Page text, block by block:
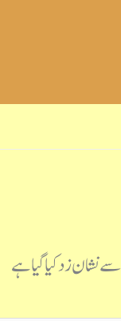
سے نشان زد کیا گیا ہے